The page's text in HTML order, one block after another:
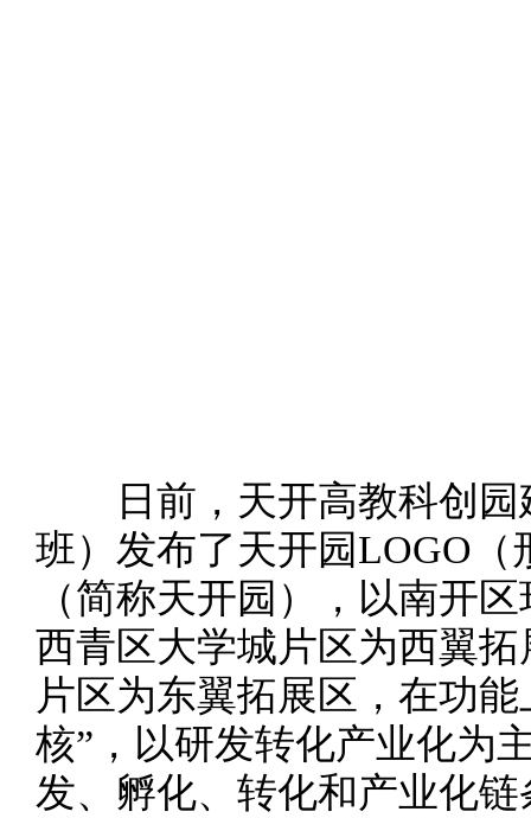
日前，天开高教科创园
班）发布了天开园LOGO
（简称天开园），以南开
西青区大学城片区为西翼
片区为东翼拓展区，在功
核”，以研发转化产业化为
发、孵化、转化和产业化